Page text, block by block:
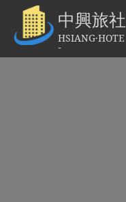
中興旅社
HSIANG·HOTE
L